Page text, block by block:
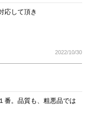
応して頂き
2022/10/30
番。品質も、粗悪品では